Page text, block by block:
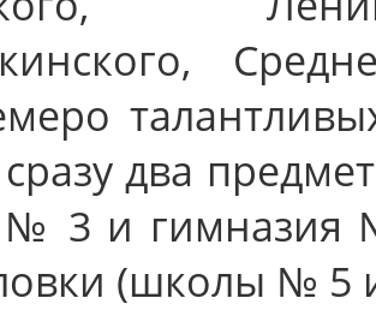
два
№ 3 и гимназия
(школы № 5